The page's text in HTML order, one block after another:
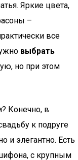
Яркие цвета,
–
все
выбрать
но при этом
Конечно, в
к подруге
и элегантно. Есть
с крупным